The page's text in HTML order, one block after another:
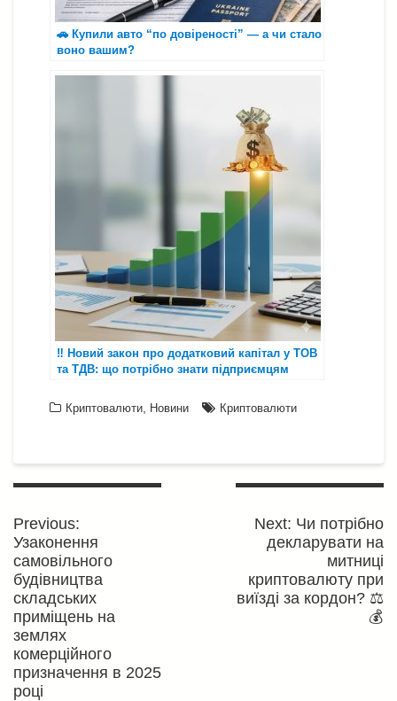
🚗 Купили авто “по довіреності” — а чи стало
воно вашим?
‼️ Новий закон про додатковий капітал у ТОВ
та ТДВ: що потрібно знати підприємцям
Криптовалюти, Новини Криптовалюти
Навігація
Previous:
post:
Узаконення
самовільного
будівництва
складських
приміщень на
землях
комерційного
призначення в 2025
році
Next: Next
post:
Чи потрібно
декларувати на
митниці
криптовалюту при
виїзді за кордон? ⚖️
💰